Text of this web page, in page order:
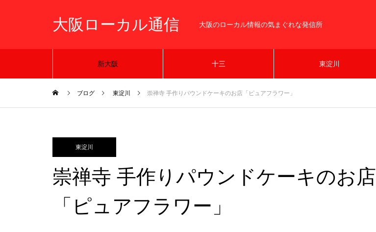
大阪ローカル通信 大阪のローカル情報の気まぐれな発信所
新大阪 十三 東淀川
ブログ 東淀川 崇禅寺 手作りパウンドケーキのお店「ピュアフラワー」
東淀川
崇禅寺 手作りパウンドケーキのお店
「ピュアフラワー」